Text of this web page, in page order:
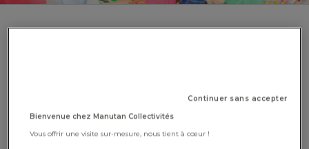
Continuer sans accepter
Bienvenue chez Manutan Collectivités
Vous offrir une visite sur-mesure, nous tient à cœur !